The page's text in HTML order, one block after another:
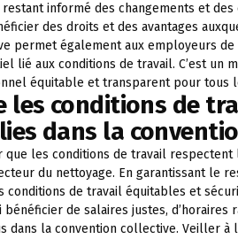
informé des changements et
des droits et des avantages
permet également aux employeurs
lié aux conditions de travail. C’est un
équitable et transparent pour tous
les conditions de
dans la
que les conditions de travail
du nettoyage. En garantissant le
conditions de travail équitables et
de salaires justes, d’horaires
dans la convention collective. Veiller